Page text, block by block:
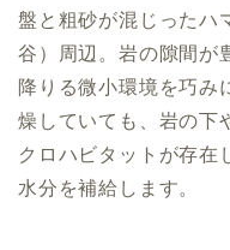
盤と粗砂が混じったハ
谷）周辺。岩の隙間が
降りる微小環境を巧み
燥していても、岩の下
クロハビタットが存在
水分を補給します。